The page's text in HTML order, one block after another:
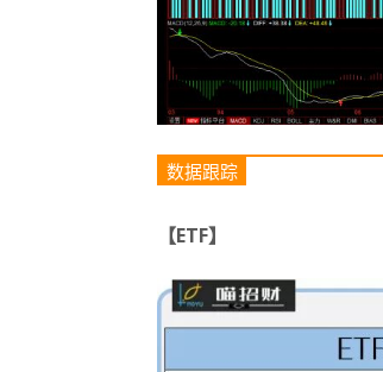
数据跟踪
【ETF】